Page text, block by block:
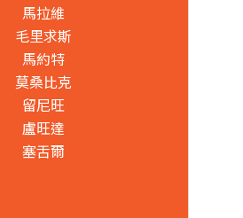
馬拉維
毛里求斯
馬約特
莫桑比克
留尼旺
盧旺達
塞舌爾